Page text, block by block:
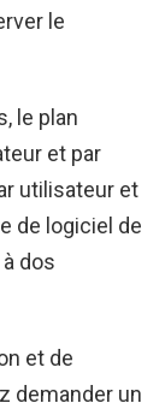
le
le plan
et par
utilisateur et
de logiciel de
dos
et de
demander un